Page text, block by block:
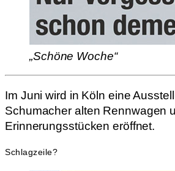
„Schöne Woche“
Im Juni wird in Köln eine
Schumacher alten Rennwagen
Erinnerungsstücken eröffnet.
Schlagzeile?